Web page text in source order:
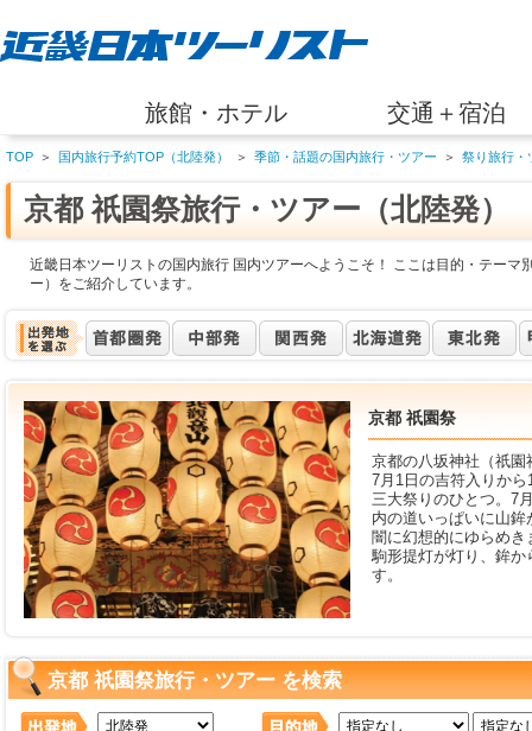
旅館・ホテル 交通＋宿泊
TOP ＞ 国内旅行予約TOP（北陸発） ＞ 季節・話題の国内旅行・ツアー ＞ 祭り旅行・
京都 祇園祭旅行・ツアー（北陸発）
近畿日本ツーリストの国内旅行 国内ツアーへようこそ！ ここは目的・テーマ
ー）をご紹介しています。
京都 祇園祭
京都の八坂神社（祇
7月1日の吉符入りか
三大祭りのひとつ。7
内の道いっぱいに山
闇に幻想的にゆらめ
駒形提灯が灯り、鉾
す。
京都 祇園祭旅行・ツアー を検索